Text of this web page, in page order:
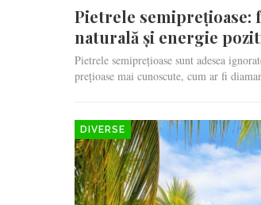
Pietrele semiprețioase:
naturală și energie
Pietrele semiprețioase sunt adesea
prețioase mai cunoscute, cum ar fi
DIVERSE